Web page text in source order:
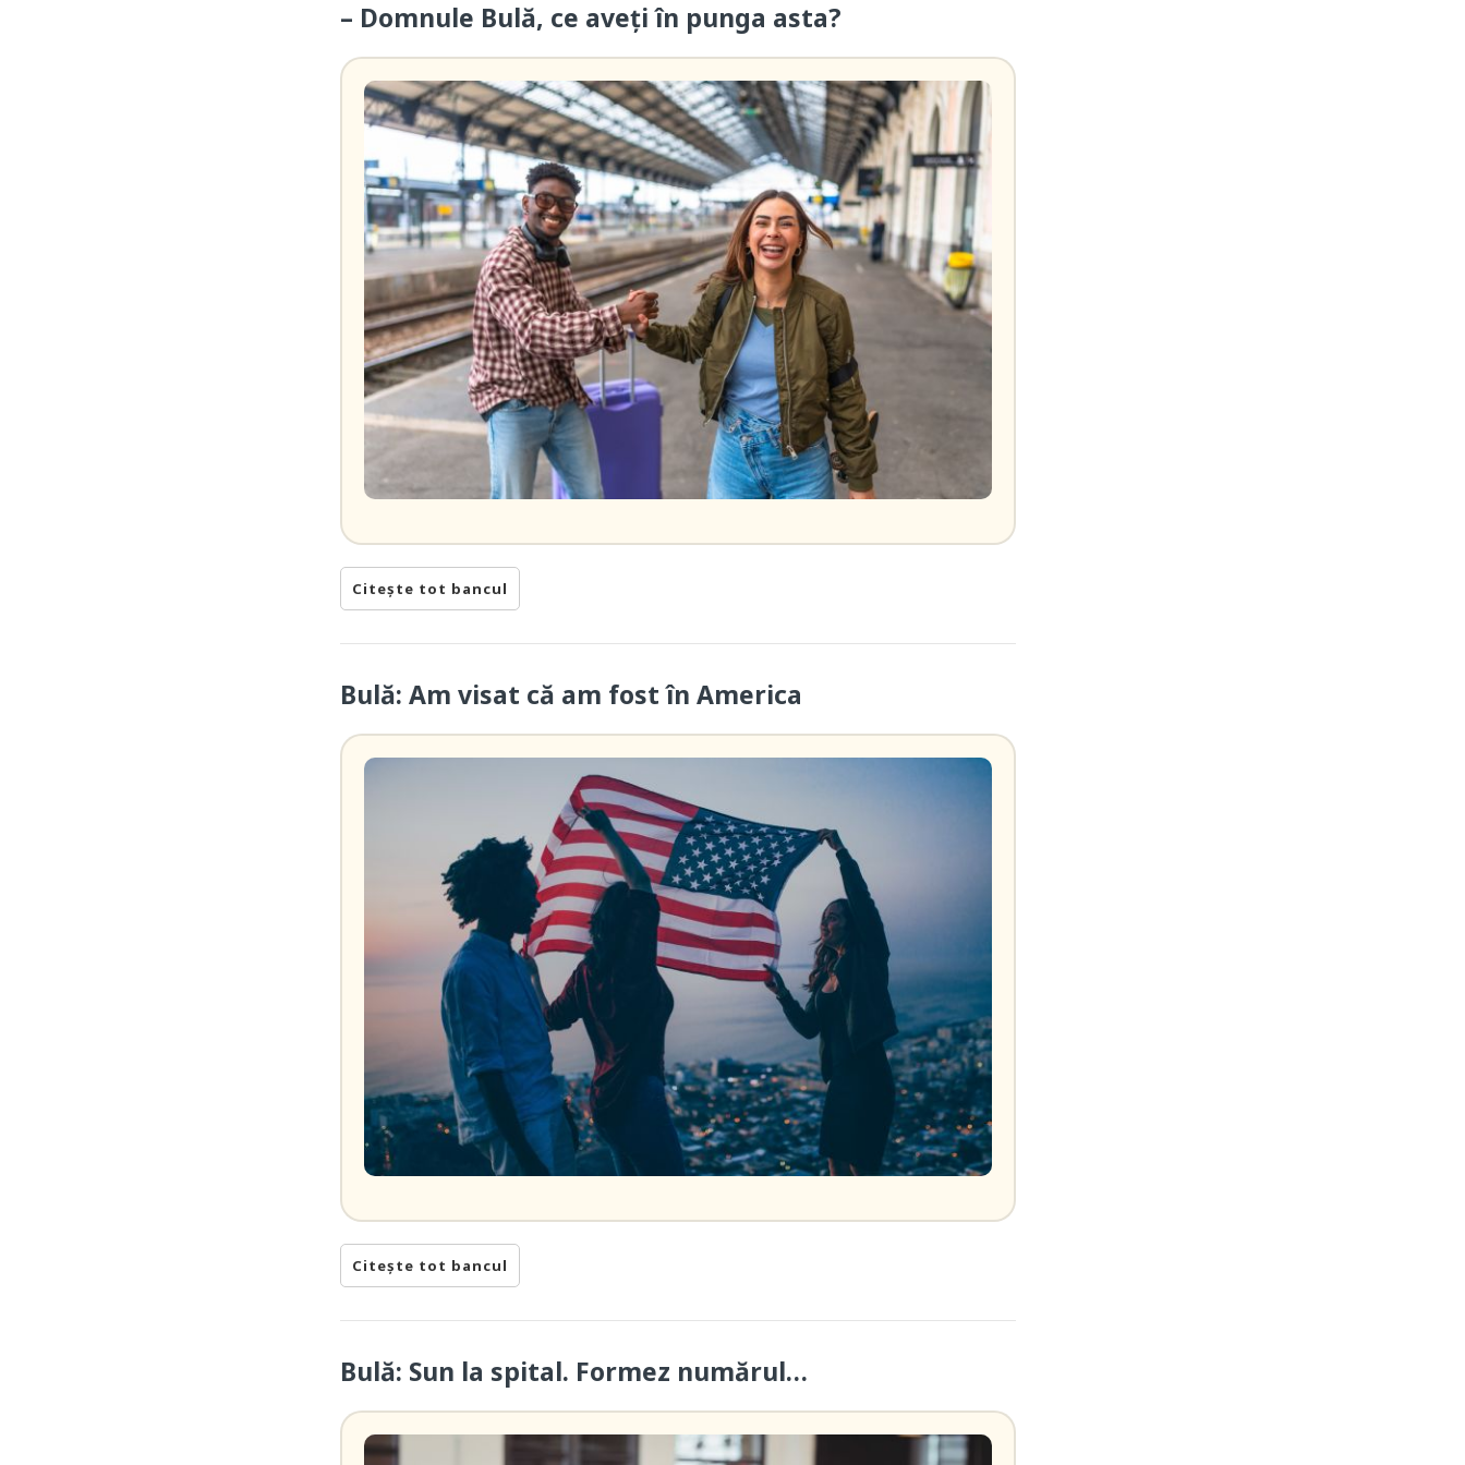
– Domnule Bulă, ce aveți în punga asta?
Citește tot bancul
Bulă: Am visat că am fost în America
Citește tot bancul
Bulă: Sun la spital. Formez numărul…